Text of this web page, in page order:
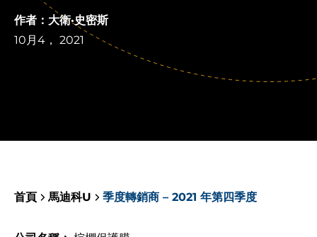
作者：大衛·史密斯
10月4， 2021
首頁 馬迪科U 季度轉銷商 – 2021 年第四季度